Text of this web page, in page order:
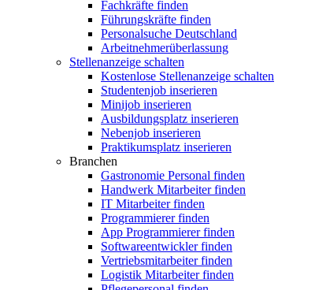
Fachkräfte finden
Führungskräfte finden
Personalsuche Deutschland
Arbeitnehmerüberlassung
Stellenanzeige schalten
Kostenlose Stellenanzeige schalten
Studentenjob inserieren
Minijob inserieren
Ausbildungsplatz inserieren
Nebenjob inserieren
Praktikumsplatz inserieren
Branchen
Gastronomie Personal finden
Handwerk Mitarbeiter finden
IT Mitarbeiter finden
Programmierer finden
App Programmierer finden
Softwareentwickler finden
Vertriebsmitarbeiter finden
Logistik Mitarbeiter finden